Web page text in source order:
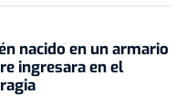
nacido en un armario
ingresara en el